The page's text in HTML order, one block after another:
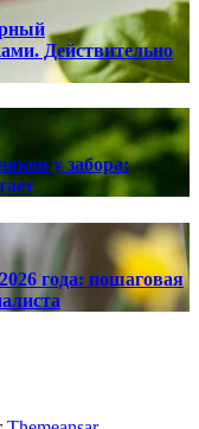
Действительно
у забора:
года: пошаговая